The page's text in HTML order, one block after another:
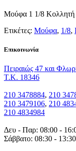
Μούφα 1 1/8 Κολλητή
Ετικέτες: Μούφα, 1/8,
Eπικοινωνία
Πειραιώς 47 και
T.K. 18346
210 3478884, 210
210 3479106, 210
210 4834984
Δευ - Παρ: 08:00 -
Σάββατο: 08:30 - 13:30